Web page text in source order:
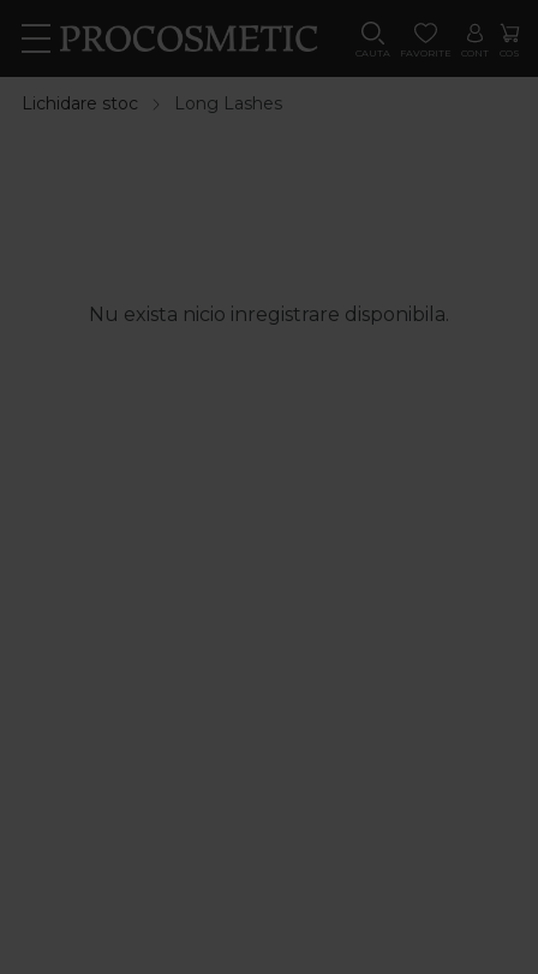
CAUTA FAVORITE CONT COS
Lichidare stoc Long Lashes
Nu exista nicio inregistrare disponibila.